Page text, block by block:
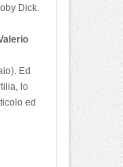
Dick.
Ed
lo
ed